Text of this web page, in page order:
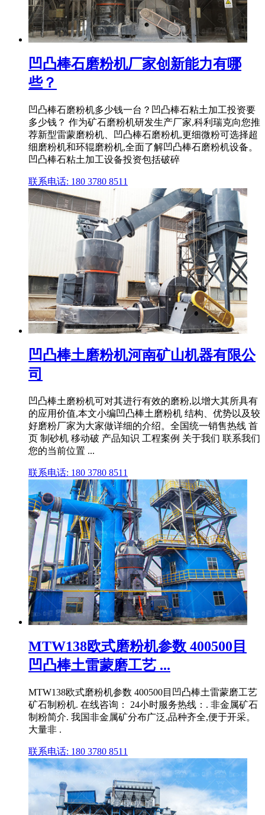
凹凸棒石磨粉机厂家创新能力有哪
些？
凹凸棒石磨粉机多少钱一台？凹凸棒石粘土加工投资要
多少钱？ 作为矿石磨粉机研发生产厂家,科利瑞克向您推
荐新型雷蒙磨粉机、凹凸棒石磨粉机,更细微粉可选择超
细磨粉机和环辊磨粉机,全面了解凹凸棒石磨粉机设备。
凹凸棒石粘土加工设备投资包括破碎
联系电话: 180 3780 8511
凹凸棒土磨粉机河南矿山机器有限公
司
凹凸棒土磨粉机可对其进行有效的磨粉,以增大其所具有
的应用价值,本文小编凹凸棒土磨粉机 结构、优势以及较
好磨粉厂家为大家做详细的介绍。全国统一销售热线 首
页 制砂机 移动破 产品知识 工程案例 关于我们 联系我们
您的当前位置 ...
联系电话: 180 3780 8511
MTW138欧式磨粉机参数 400500目
凹凸棒土雷蒙磨工艺 ...
MTW138欧式磨粉机参数 400500目凹凸棒土雷蒙磨工艺
矿石制粉机. 在线咨询： 24小时服务热线：. 非金属矿石
制粉简介. 我国非金属矿分布广泛,品种齐全,便于开采。
大量非 .
联系电话: 180 3780 8511